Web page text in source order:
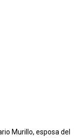
Murillo, esposa del